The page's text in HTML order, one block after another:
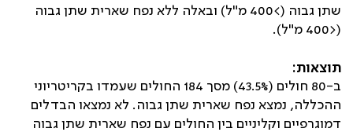
שתן גבוה (>400 מ"ל) ובאלה ללא נפח שארית שתן גבוה
(<400 מ"ל).
תוצאות:
ב-80 חולים (43.5%) מסך 184 החולים שעמדו בקריטריוני
ההכללה, נמצא נפח שארית שתן גבוה. לא נמצאו הבדלים
דמוגרפיים וקליניים בין החולים עם נפח שארית שתן גבוה